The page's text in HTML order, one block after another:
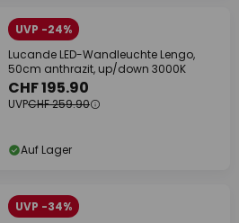
UVP -24%
Lucande LED-Wandleuchte Lengo,
50cm anthrazit, up/down 3000K
CHF 195.90
UVPCHF 259.90
Auf Lager
UVP -34%